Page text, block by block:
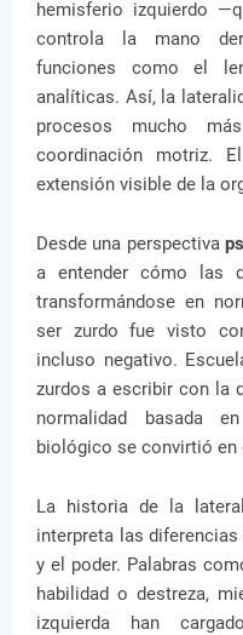
hemisferio izquierdo
controla la mano
funciones como el
analíticas. Así, la
procesos mucho
coordinación motriz.
extensión visible de la
Desde una perspectiva
a entender cómo las
transformándose en
ser zurdo fue visto
incluso negativo.
zurdos a escribir con la
normalidad basada
biológico se convirtió
La historia de la
interpreta las
y el poder. Palabras
habilidad o destreza,
izquierda han